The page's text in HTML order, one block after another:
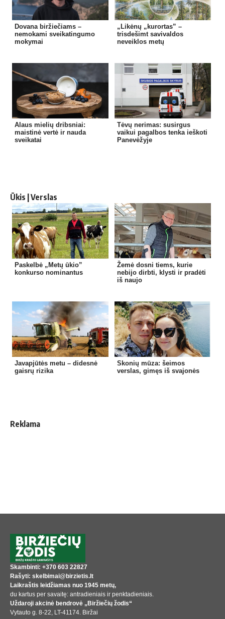
Dovana biržiečiams –
nemokami sveikatingumo
mokymai
„Likėnų „kurortas” –
trisdešimt savivaldos
neveiklos metų
Alaus mielių dribsniai:
maistinė vertė ir nauda
sveikatai
Tėvų nerimas: susirgus
vaikui pagalbos tenka ieškoti
Panevėžyje
Ūkis | Verslas
Paskelbė „Metų ūkio”
konkurso nominantus
Žemė dosni tiems, kurie
nebijo dirbti, klysti ir pradėti
iš naujo
Javapjūtės metu – didesnė
gaisrų rizika
Skonių mūza: šeimos
verslas, gimęs iš svajonės
Reklama
Skambinti: +370 603 22827
Rašyti: skelbimai@birzietis.lt
Laikraštis leidžiamas nuo 1945 metų,
du kartus per savaitę: antradieniais ir penktadieniais.
Uždaroji akcinė bendrovė „Biržiečių žodis“
Vytauto g. 8-22, LT-41174. Biržai